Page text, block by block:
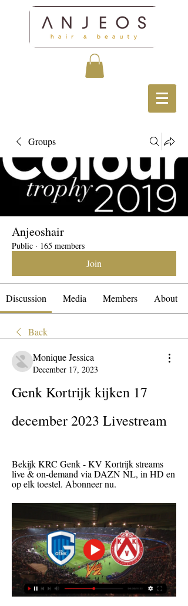
Groups
Anjeoshair
Public · 165 members
Join
Discussion Media Members About
Back
Monique Jessica
December 17, 2023
Genk Kortrijk kijken 17
december 2023 Livestream
Bekijk KRC Genk - KV Kortrijk streams
live & on-demand via DAZN NL, in HD en
op elk toestel. Abonneer nu.